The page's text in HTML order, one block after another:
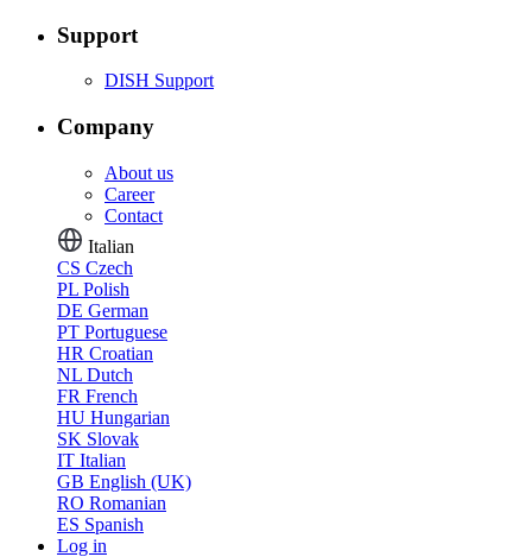
Support
DISH Support
Company
About us
Career
Contact
Italian
CS Czech
PL Polish
DE German
PT Portuguese
HR Croatian
NL Dutch
FR French
HU Hungarian
SK Slovak
IT Italian
GB English (UK)
RO Romanian
ES Spanish
Log in